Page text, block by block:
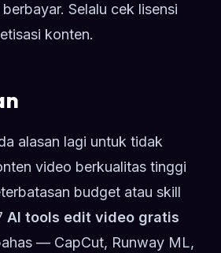
Selalu cek lisensi
konten.
alasan lagi untuk tidak
video berkualitas tinggi
budget atau skill
AI tools edit video gratis
— CapCut, Runway ML,